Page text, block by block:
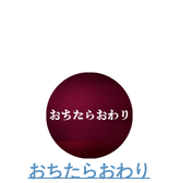
おちたらおわり